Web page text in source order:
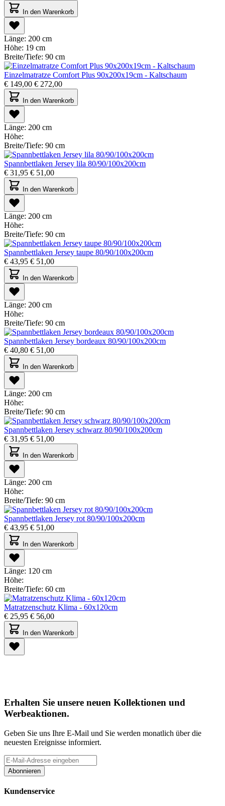
In den Warenkorb
Länge: 200 cm
Höhe: 19 cm
Breite/Tiefe: 90 cm
Einzelmatratze Comfort Plus 90x200x19cm - Kaltschaum
€ 149,00 € 272,00
In den Warenkorb
Länge: 200 cm
Höhe:
Breite/Tiefe: 90 cm
Spannbettlaken Jersey lila 80/90/100x200cm
€ 31,95 € 51,00
In den Warenkorb
Länge: 200 cm
Höhe:
Breite/Tiefe: 90 cm
Spannbettlaken Jersey taupe 80/90/100x200cm
€ 43,95 € 51,00
In den Warenkorb
Länge: 200 cm
Höhe:
Breite/Tiefe: 90 cm
Spannbettlaken Jersey bordeaux 80/90/100x200cm
€ 40,80 € 51,00
In den Warenkorb
Länge: 200 cm
Höhe:
Breite/Tiefe: 90 cm
Spannbettlaken Jersey schwarz 80/90/100x200cm
€ 31,95 € 51,00
In den Warenkorb
Länge: 200 cm
Höhe:
Breite/Tiefe: 90 cm
Spannbettlaken Jersey rot 80/90/100x200cm
€ 43,95 € 51,00
In den Warenkorb
Länge: 120 cm
Höhe:
Breite/Tiefe: 60 cm
Matratzenschutz Klima - 60x120cm
€ 25,95 € 56,00
In den Warenkorb
Erhalten Sie unsere neuen Kollektionen und
Werbeaktionen.
Geben Sie uns Ihre E-Mail und Sie werden monatlich über die
neuesten Ereignisse informiert.
Abonnieren
Kundenservice